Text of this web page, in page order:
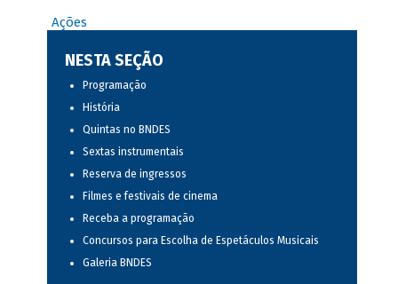
Ações
NESTA SEÇÃO
Programação
História
Quintas no BNDES
Sextas instrumentais
Reserva de ingressos
Filmes e festivais de cinema
Receba a programação
Concursos para Escolha de Espetáculos Musicais
Galeria BNDES